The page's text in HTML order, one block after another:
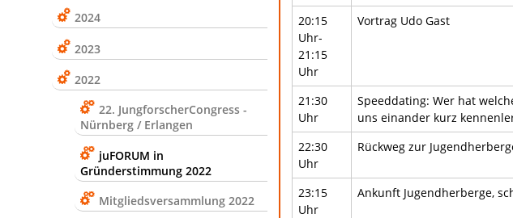
2024
2023
2022
22. JungforscherCongress -
Nürnberg / Erlangen
juFORUM in
Gründerstimmung 2022
Mitgliedsversammlung 2022
20:15
Uhr-
21:15
Uhr
Vortrag Udo Gast
21:30
Uhr
Speeddating: Wer hat
uns einander kurz
22:30
Uhr
Rückweg zur
23:15
Uhr
Ankunft Jugendherberge,